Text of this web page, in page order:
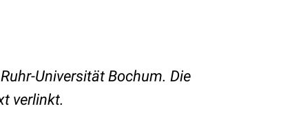
Universität Bochum. Die
verlinkt.